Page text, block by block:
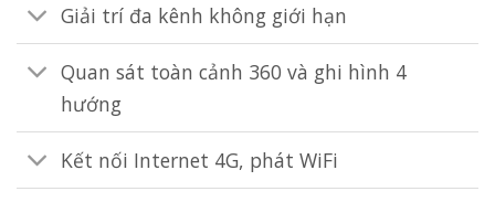
Giải trí đa kênh không giới hạn
Quan sát toàn cảnh 360 và ghi hình 4
hướng
Kết nối Internet 4G, phát WiFi